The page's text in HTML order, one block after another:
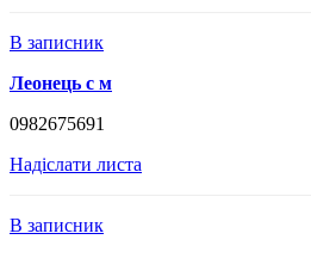
В записник
Леонець с м
0982675691
Надіслати листа
В записник